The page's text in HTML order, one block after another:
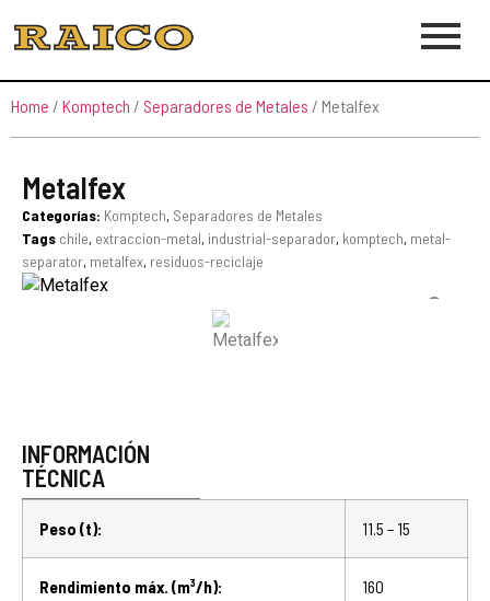
Home / Komptech / Separadores de Metales / Metalfex
Metalfex
Categorías: Komptech, Separadores de Metales
Tags chile, extraccion-metal, industrial-separador, komptech, metal-
separator, metalfex, residuos-reciclaje
INFORMACIÓN
TÉCNICA
Peso (t): 11.5 – 15
Rendimiento máx. (m³/h): 160